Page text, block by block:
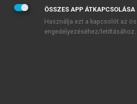
ÖSSZES APP ÁTKAPCSOLÁSA
Használja ezt a kapcsolót az
engedélyezéséhez/letiltásához.